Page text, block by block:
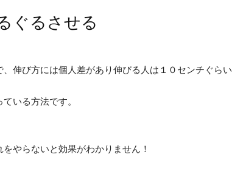
ぐるさせる
伸び方には個人差があり伸びる人は１０センチぐらい
いる方法です。
やらないと効果がわかりません！